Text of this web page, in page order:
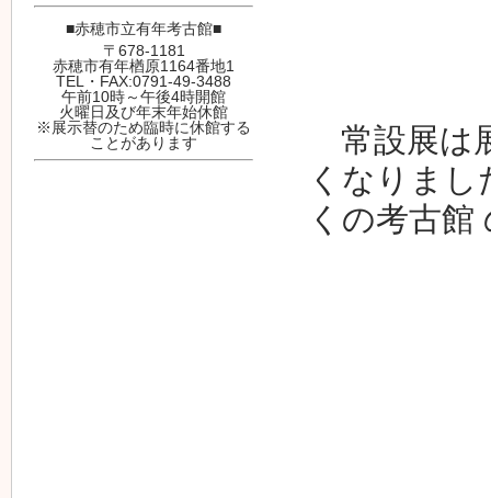
常設展は
くなりま
くの考古
■赤穂市立有年考古館■
〒678-1181
赤穂市有年楢原1164番地1
TEL・FAX:0791-49-3488
午前10時～午後4時開館
火曜日及び年末年始休館
※展示替のため臨時に休館する
ことがあります